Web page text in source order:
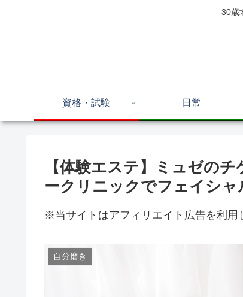
30歳
資格・試験 日常
【体験エステ】ミュゼの
ークリニックでフェイシ
※当サイトはアフィリエイト広告を利用
自分磨き